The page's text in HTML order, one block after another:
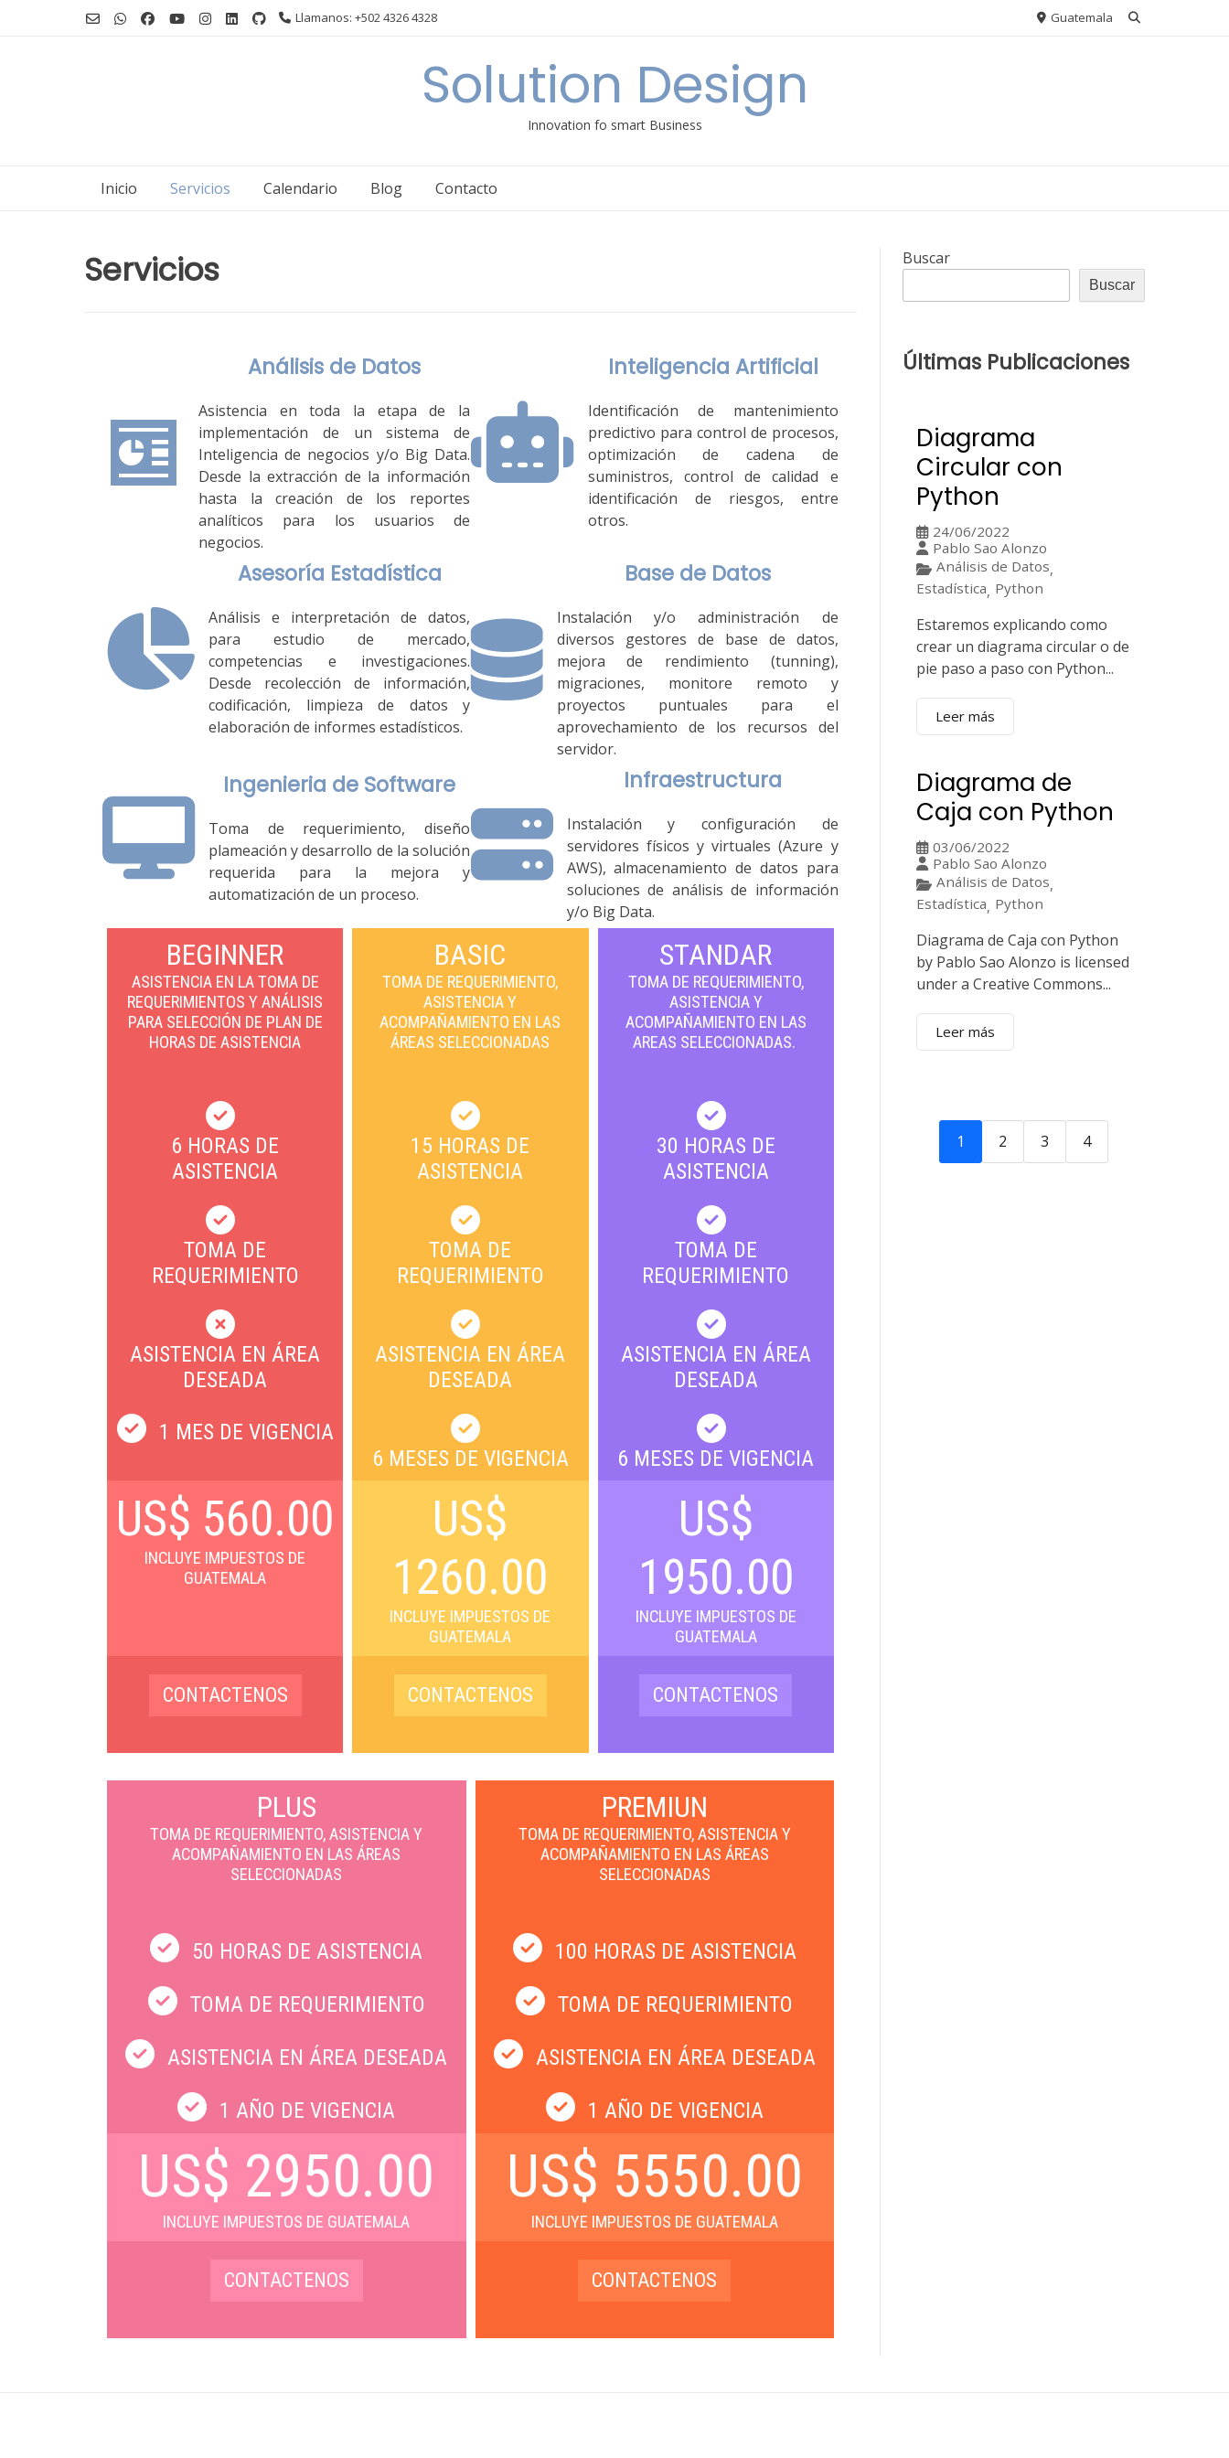
Llamanos: +502 4326 4328 Guatemala
Solution Design
Innovation fo smart Business
Inicio Servicios Calendario Blog Contacto
Servicios
Análisis de Datos
Asistencia en toda la etapa de la
implementación de un sistema de
Inteligencia de negocios y/o Big Data.
Desde la extracción de la información
hasta la creación de los reportes
analíticos para los usuarios de
negocios.
Inteligencia Artificial
Identificación de mantenimiento
predictivo para control de procesos,
optimización de cadena de
suministros, control de calidad e
identificación de riesgos, entre
otros.
Asesoría Estadística
Análisis e interpretación de datos,
para estudio de mercado,
competencias e investigaciones.
Desde recolección de información,
codificación, limpieza de datos y
elaboración de informes estadísticos.
Base de Datos
Instalación y/o administración de
diversos gestores de base de datos,
mejora de rendimiento (tunning),
migraciones, monitore remoto y
proyectos puntuales para el
aprovechamiento de los recursos del
servidor.
Ingenieria de Software
Toma de requerimiento, diseño
plameación y desarrollo de la solución
requerida para la mejora y
automatización de un proceso.
Infraestructura
Instalación y configuración de
servidores físicos y virtuales (Azure y
AWS), almacenamiento de datos para
soluciones de análisis de información
y/o Big Data.
BEGINNER
ASISTENCIA EN LA TOMA DE
REQUERIMIENTOS Y ANÁLISIS
PARA SELECCIÓN DE PLAN DE
HORAS DE ASISTENCIA
6 HORAS DE
ASISTENCIA
TOMA DE
REQUERIMIENTO
ASISTENCIA EN ÁREA
DESEADA
1 MES DE VIGENCIA
US$ 560.00
INCLUYE IMPUESTOS DE
GUATEMALA
CONTACTENOS
BASIC
TOMA DE REQUERIMIENTO,
ASISTENCIA Y
ACOMPAÑAMIENTO EN LAS
ÁREAS SELECCIONADAS
15 HORAS DE
ASISTENCIA
TOMA DE
REQUERIMIENTO
ASISTENCIA EN ÁREA
DESEADA
6 MESES DE VIGENCIA
US$
1260.00
INCLUYE IMPUESTOS DE
GUATEMALA
CONTACTENOS
STANDAR
TOMA DE REQUERIMIENTO,
ASISTENCIA Y
ACOMPAÑAMIENTO EN LAS
AREAS SELECCIONADAS.
30 HORAS DE
ASISTENCIA
TOMA DE
REQUERIMIENTO
ASISTENCIA EN ÁREA
DESEADA
6 MESES DE VIGENCIA
US$
1950.00
INCLUYE IMPUESTOS DE
GUATEMALA
CONTACTENOS
PLUS
TOMA DE REQUERIMIENTO, ASISTENCIA Y
ACOMPAÑAMIENTO EN LAS ÁREAS
SELECCIONADAS
50 HORAS DE ASISTENCIA
TOMA DE REQUERIMIENTO
ASISTENCIA EN ÁREA DESEADA
1 AÑO DE VIGENCIA
US$ 2950.00
INCLUYE IMPUESTOS DE GUATEMALA
CONTACTENOS
PREMIUN
TOMA DE REQUERIMIENTO, ASISTENCIA Y
ACOMPAÑAMIENTO EN LAS ÁREAS
SELECCIONADAS
100 HORAS DE ASISTENCIA
TOMA DE REQUERIMIENTO
ASISTENCIA EN ÁREA DESEADA
1 AÑO DE VIGENCIA
US$ 5550.00
INCLUYE IMPUESTOS DE GUATEMALA
CONTACTENOS
Buscar
Buscar
Últimas Publicaciones
Diagrama
Circular con
Python
24/06/2022
Pablo Sao Alonzo
Análisis de Datos,
Estadística, Python
Estaremos explicando como
crear un diagrama circular o de
pie paso a paso con Python...
Leer más
Diagrama de
Caja con Python
03/06/2022
Pablo Sao Alonzo
Análisis de Datos,
Estadística, Python
Diagrama de Caja con Python
by Pablo Sao Alonzo is licensed
under a Creative Commons...
Leer más
1 2 3 4